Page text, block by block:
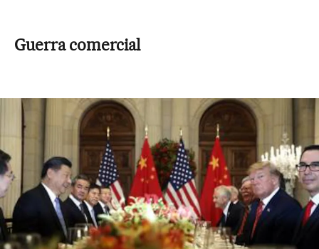
Guerra comercial